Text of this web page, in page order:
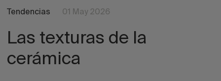
Tendencias 01 May 2026
Las texturas de la
cerámica